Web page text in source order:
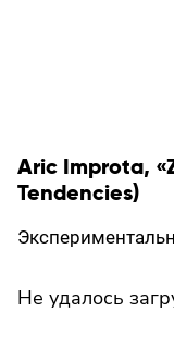
Aric Improta,
Tendencies)
Не удалось